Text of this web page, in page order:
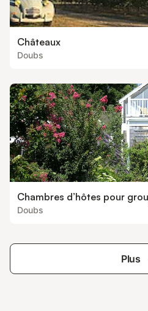
Châteaux
Doubs
Chambres d’hôtes pour
Doubs
Plus